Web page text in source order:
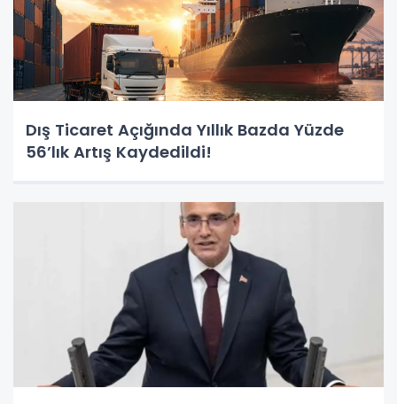
Dış Ticaret Açığında Yıllık Bazda Yüzde
56’lık Artış Kaydedildi!